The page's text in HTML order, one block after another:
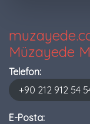
Müzayede
Telefon:
+90 212 912 54
E-Posta: